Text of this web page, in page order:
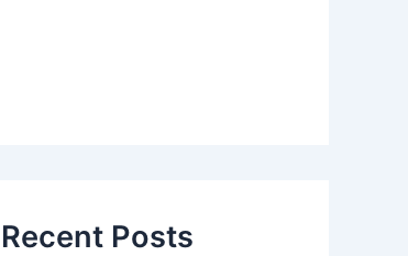
Recent Posts